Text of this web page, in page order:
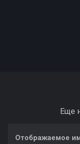
Еще
Отображаемое